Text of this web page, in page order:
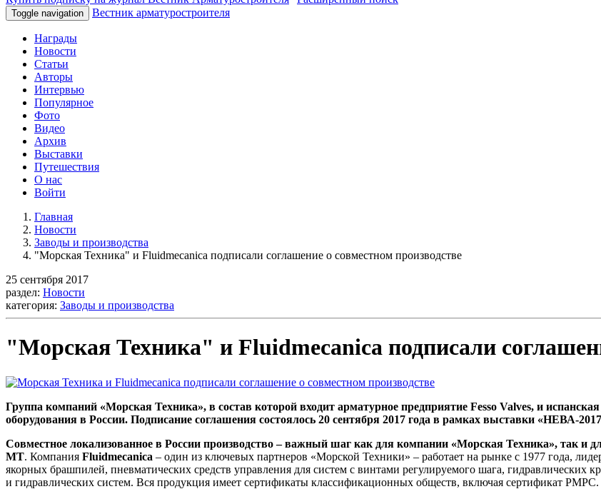
Toggle navigation Вестник арматуростроителя
Награды
Новости
Статьи
Авторы
Интервью
Популярное
Фото
Видео
Архив
Выставки
Путешествия
О нас
Войти
Главная
Новости
Заводы и производства
"Морская Техника" и Fluidmecanica подписали соглашение о совместном производстве
25 сентября 2017
раздел: Новости
категория: Заводы и производства
"Морская Техника" и Fluidmecanica подписали
Группа компаний «Морская Техника», в состав которой входит арматурное предприятие Fesso Valves, и
оборудования в России. Подписание соглашения состоялось 20 сентября 2017 года в рамках выставки «НЕВА-
Совместное локализованное в России производство – важный шаг как для компании «Морская Техника», так и
МТ. Компания Fluidmecanica – один из ключевых партнеров «Морской Техники» – работает на рынке с 1977 года,
якорных брашпилей, пневматических средств управления для систем с винтами регулируемого шага, гидравлических
и гидравлических систем. Вся продукция имеет сертификаты классификационных обществ, включая сертификат РМРС.